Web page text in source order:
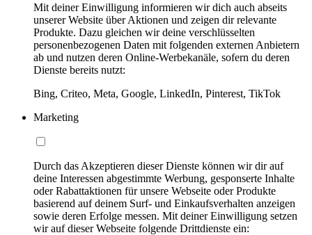
Mit deiner Einwilligung informieren wir dich auch abseits
unserer Website über Aktionen und zeigen dir relevante
Produkte. Dazu gleichen wir deine verschlüsselten
personenbezogenen Daten mit folgenden externen Anbietern
ab und nutzen deren Online-Werbekanäle, sofern du deren
Dienste bereits nutzt:
Bing, Criteo, Meta, Google, LinkedIn, Pinterest, TikTok
Marketing
Durch das Akzeptieren dieser Dienste können wir dir auf
deine Interessen abgestimmte Werbung, gesponserte Inhalte
oder Rabattaktionen für unsere Webseite oder Produkte
basierend auf deinem Surf- und Einkaufsverhalten anzeigen
sowie deren Erfolge messen. Mit deiner Einwilligung setzen
wir auf dieser Webseite folgende Drittdienste ein: